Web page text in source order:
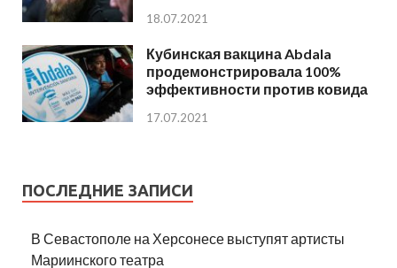
18.07.2021
Кубинская вакцина Abdala
продемонстрировала 100%
эффективности против ковида
17.07.2021
ПОСЛЕДНИЕ ЗАПИСИ
В Севастополе на Херсонесе выступят артисты
Мариинского театра